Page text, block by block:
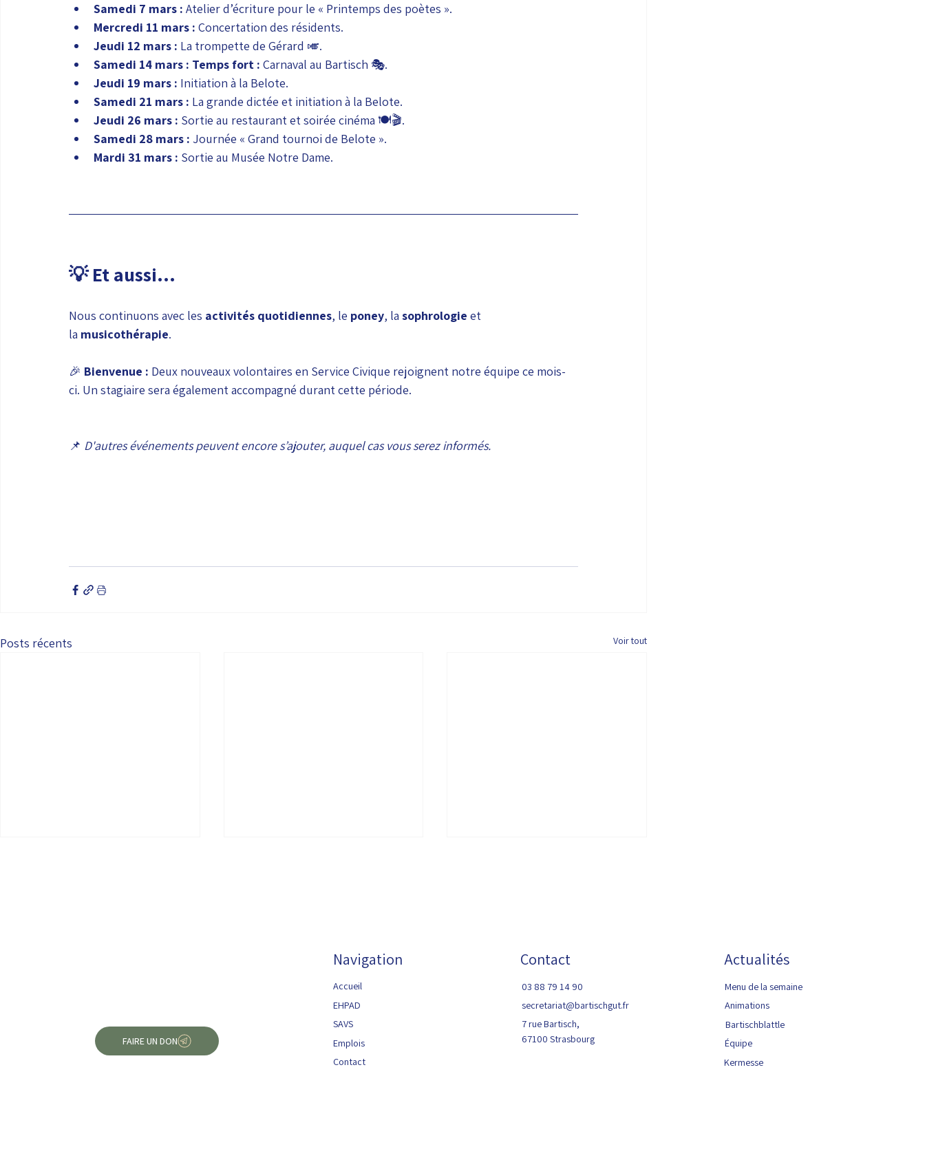
Samedi 7 mars : Atelier d’écriture pour le « Printemps des poètes ».
Mercredi 11 mars : Concertation des résidents.
Jeudi 12 mars : La trompette de Gérard 🎺.
Samedi 14 mars : Temps fort : Carnaval au Bartisch 🎭.
Jeudi 19 mars : Initiation à la Belote.
Samedi 21 mars : La grande dictée et initiation à la Belote.
Jeudi 26 mars : Sortie au restaurant et soirée cinéma 🍽️🎬.
Samedi 28 mars : Journée « Grand tournoi de Belote ».
Mardi 31 mars : Sortie au Musée Notre Dame.
💡 Et aussi...
Nous continuons avec les activités quotidiennes, le poney, la sophrologie et
la musicothérapie.
🎉 Bienvenue : Deux nouveaux volontaires en Service Civique rejoignent notre équipe ce mois-
ci. Un stagiaire sera également accompagné durant cette période.
📌 D'autres événements peuvent encore s’ajouter, auquel cas vous serez informés.
Posts récents Voir tout
Une nouvelle salle de pause
pilier pour les salariés
FAIRE UN DON
Navigation
Accueil
EHPAD
SAVS
Emplois
Contact
Contact
03 88 79 14 90
secretariat@bartischgut.fr
7 rue Bartisch,
67100 Strasbourg
Actualités
Menu de la semaine
Animations
Bartischblattle
Équipe
Kermesse